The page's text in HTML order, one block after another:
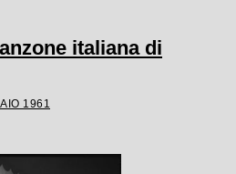
italiana di
1961